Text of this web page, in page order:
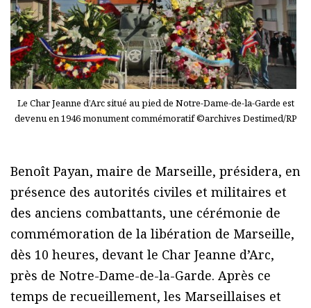
Le Char Jeanne d’Arc situé au pied de Notre-Dame-de-la-Garde est
devenu en 1946 monument commémoratif ©archives Destimed/RP
Benoît Payan, maire de Marseille, présidera, en
présence des autorités civiles et militaires et
des anciens combattants, une cérémonie de
commémoration de la libération de Marseille,
dès 10 heures, devant le Char Jeanne d’Arc,
près de Notre-Dame-de-la-Garde. Après ce
temps de recueillement, les Marseillaises et